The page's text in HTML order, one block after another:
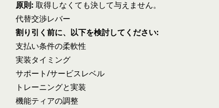
原則: 取得しなくても決して与えません。
代替交渉レバー
割り引く前に、以下を検討してください:
支払い条件の柔軟性
実装タイミング
サポート/サービスレベル
トレーニングと実装
機能ティアの調整